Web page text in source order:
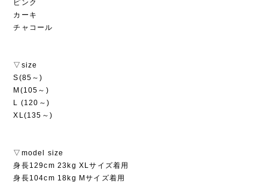
ピンク
カーキ
チャコール
▽size
S(85～)
M(105～)
L (120～)
XL(135～)
▽model size
身長129cm 23kg XLサイズ着用
身長104cm 18kg Mサイズ着用